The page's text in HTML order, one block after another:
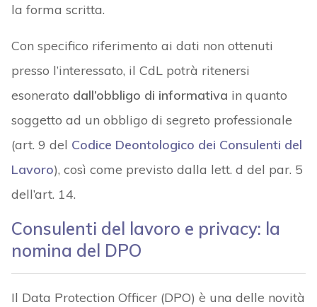
la forma scritta.
Con specifico riferimento ai dati non ottenuti
presso l’interessato, il CdL potrà ritenersi
esonerato dall’obbligo di informativa in quanto
soggetto ad un obbligo di segreto professionale
(art. 9 del Codice Deontologico dei Consulenti del
Lavoro), così come previsto dalla lett. d del par. 5
dell’art. 14.
Consulenti del lavoro e privacy: la
nomina del DPO
Il Data Protection Officer (DPO) è una delle novità